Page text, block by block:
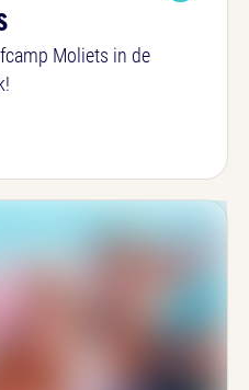
Moliets in de